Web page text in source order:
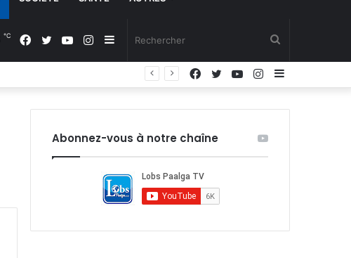
Sidebar
(barre
Instagram
YouTube
Twitter
Facebook
℃
Sidebar
Instagram
YouTube
Twitter
Facebook
Abonnez-vous à notre chaîne